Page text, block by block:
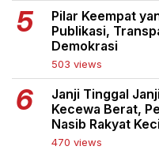
Pilar Keempat
Publikasi,
Demokrasi
503 views
Janji Tinggal
Kecewa Berat,
Nasib Rakyat
470 views